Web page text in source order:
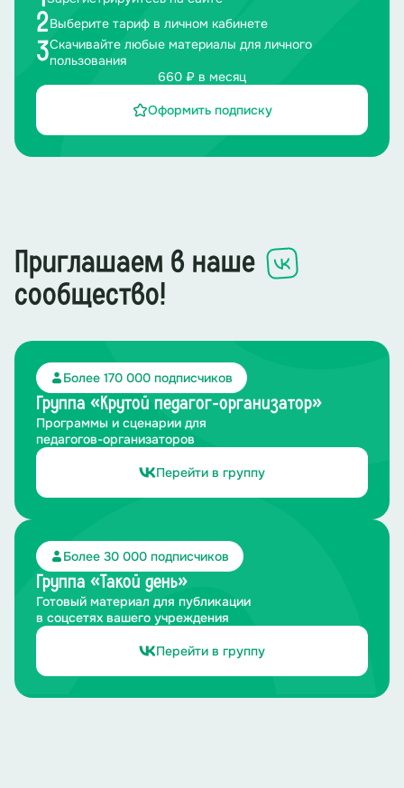
2Выберите тариф в личном кабинете
3Скачивайте любые материалы для личного
пользования
660 ₽ в месяц
Оформить подписку
Приглашаем в наше
сообщество!
Более 170 000 подписчиков
Группа «Крутой педагог-организатор»
Программы и сценарии для
педагогов-организаторов
Перейти в группу
Более 30 000 подписчиков
Группа «Такой день»
Готовый материал для публикации
в соцсетях вашего учреждения
Перейти в группу